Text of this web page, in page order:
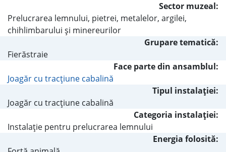
Sector muzeal:
Prelucrarea lemnului, pietrei, metalelor, argilei,
chihlimbarului şi minereurilor
Grupare tematică:
Fierăstraie
Face parte din ansamblul:
Joagăr cu tracţiune cabalină
Tipul instalaţiei:
Joagăr cu tracţiune cabalină
Categoria instalaţiei:
Instalaţie pentru prelucrarea lemnului
Energia folosită: